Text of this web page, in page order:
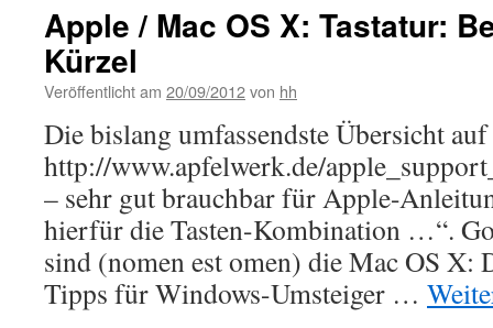
E-
Apple / Mac OS X: Tastatur:
Kürzel
Veröffentlicht am 20/09/2012von hh
Die bislang umfassendste Übersicht
http://www.apfelwerk.de/
– sehr gut brauchbar für Apple-
hierfür die Tasten-Kombination …“.
sind (nomen est omen) die Mac OS X:
Tipps für Windows-Umsteiger …